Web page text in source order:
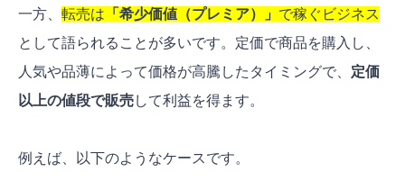
一方、 転売は 「 希少価値（プレミア） 」 で稼ぐビジネス
として語られることが多いです。定価で商品を購入し、
人気や品薄によって価格が高騰したタイミングで、 定価
以上の値段で販売して利益を得ます。
例えば、以下のようなケースです。